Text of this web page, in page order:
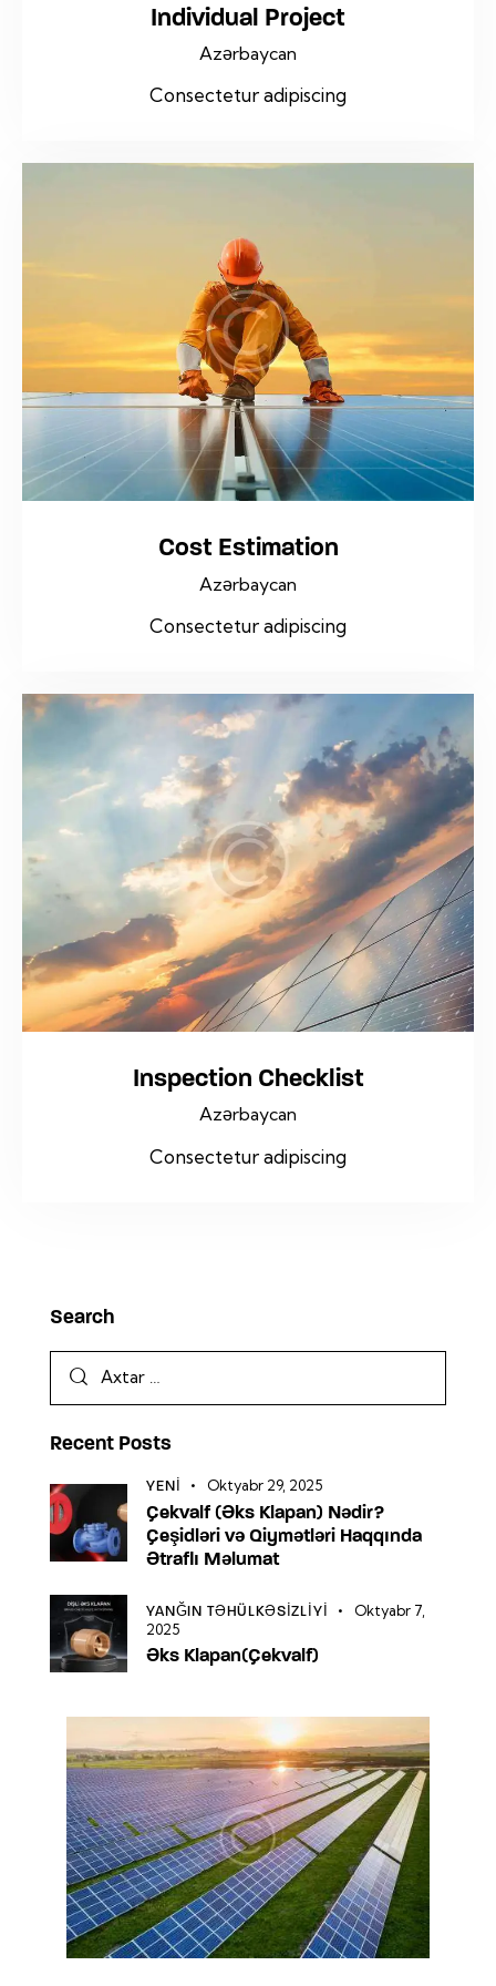
Individual Project
Azərbaycan
Consectetur adipiscing
Cost Estimation
Azərbaycan
Consectetur adipiscing
Inspection Checklist
Azərbaycan
Consectetur adipiscing
Search
Recent Posts
YENI Oktyabr 29, 2025
Çekvalf (Əks Klapan) Nədir?
Çeşidləri və Qiymətləri Haqqında
Ətraflı Məlumat
YANĞIN TƏHÜLKƏSIZLIYI
Oktyabr 7,
2025
Əks Klapan(Çekvalf)